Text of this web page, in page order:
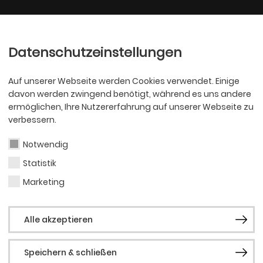
Datenschutzeinstellungen
Auf unserer Webseite werden Cookies verwendet. Einige
davon werden zwingend benötigt, während es uns andere
ermöglichen, Ihre Nutzererfahrung auf unserer Webseite zu
verbessern.
Notwendig
Statistik
Marketing
Alle akzeptieren
Speichern & schließen
zu schauen, zu staunen und
zeigen kann, wer man wirklich ist.“ (Patricia,